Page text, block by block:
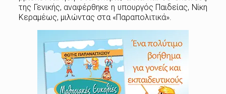
της Γενικής, αναφέρθηκε η υπουργός Παιδείας, Νίκη
Κεραμέως, μιλώντας στα «Παραπολιτικά».